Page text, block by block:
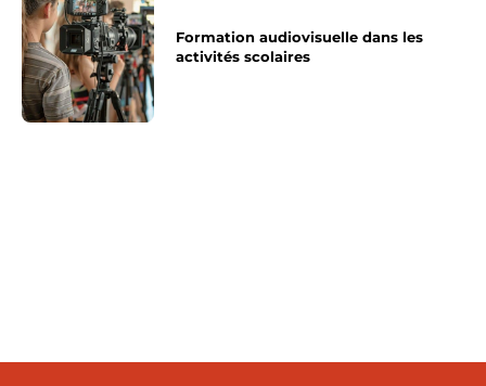
Formation audiovisuelle dans les
activités scolaires